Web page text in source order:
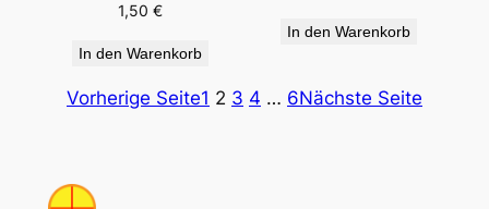
1,50€
In den Warenkorb
In den Warenkorb
Vorherige Seite1 2 3 4 … 6Nächste Seite